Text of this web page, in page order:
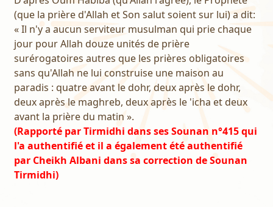
(que la prière d'Allah et Son salut soient sur lui) a dit:
« Il n'y a aucun serviteur musulman qui prie chaque
jour pour Allah douze unités de prière
surérogatoires autres que les prières obligatoires
sans qu'Allah ne lui construise une maison au
paradis : quatre avant le dohr, deux après le dohr,
deux après le maghreb, deux après le 'icha et deux
avant la prière du matin ».
(Rapporté par Tirmidhi dans ses Sounan n°415 qui
l'a authentifié et il a également été authentifié
par Cheikh Albani dans sa correction de Sounan
Tirmidhi)